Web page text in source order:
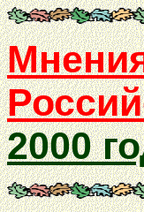
2000